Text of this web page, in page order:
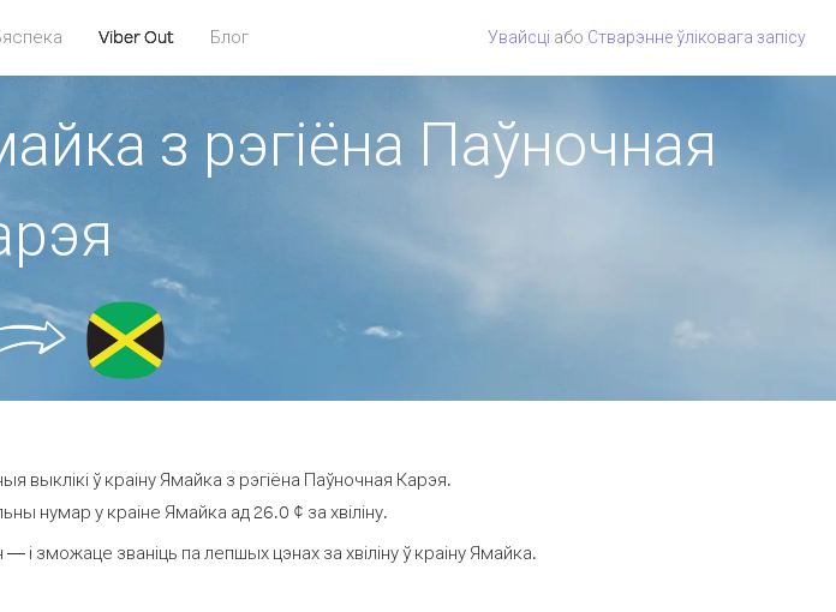
Viber Out Блог Увайсці або Стварэнне ўліковага запісу
з рэгіёна Паўночная
ў краіну Ямайка з рэгіёна Паўночная Карэя.
нумар у краіне Ямайка ад 26.0 ¢ за хвіліну.
зможаце званіць па лепшых цэнах за хвіліну ў краіну Ямайка.